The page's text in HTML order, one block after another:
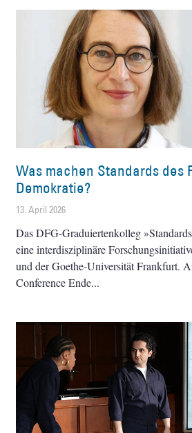
Was machen Standards des
Demokratie?
13. April 2026
Das DFG-Graduiertenkolleg
eine interdisziplinäre
und der Goethe-Universität Frankfurt.
Conference Ende